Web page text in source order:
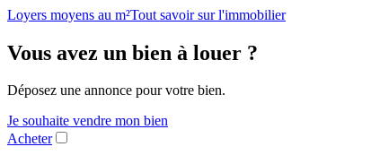
Loyers moyens au m²Tout savoir sur l'immobilier
Vous avez un bien à louer ?
Déposez une annonce pour votre bien.
Je souhaite vendre mon bien
Acheter